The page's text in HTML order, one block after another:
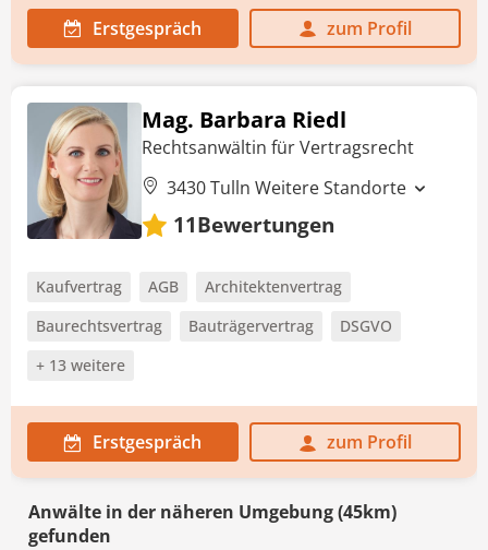
Erstgespräch zum Profil
Mag. Barbara Riedl
Rechtsanwältin für Vertragsrecht
3430 Tulln Weitere Standorte
11Bewertungen
Kaufvertrag AGB
Architektenvertrag
Baurechtsvertrag
Bauträgervertrag
DSGVO
+ 13 weitere
Erstgespräch zum Profil
Anwälte in der näheren Umgebung (45km)
gefunden